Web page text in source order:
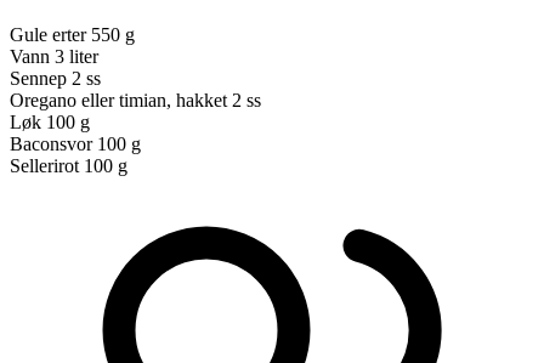
Gule erter 550 g
Vann 3 liter
Sennep 2 ss
Oregano eller timian, hakket 2 ss
Løk 100 g
Baconsvor 100 g
Sellerirot 100 g